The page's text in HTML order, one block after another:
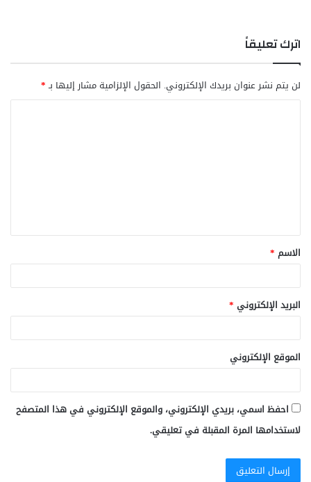
اترك تعليقاً
لن يتم نشر عنوان بريدك الإلكتروني. الحقول الإلزامية مشار إليها بـ*
ق
*
الاسم *
البريد الإلكتروني *
الموقع الإلكتروني
احفظ اسمي، بريدي الإلكتروني، والموقع الإلكتروني في هذا المتصفح
لاستخدامها المرة المقبلة في تعليقي.